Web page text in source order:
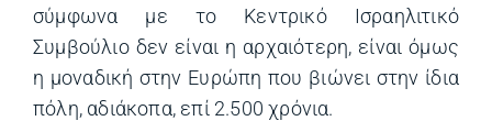
σύμφωνα με το Κεντρικό Ισραηλιτικό
Συμβούλιο δεν είναι η αρχαιότερη, είναι όμως
η μοναδική στην Ευρώπη που βιώνει στην ίδια
πόλη, αδιάκοπα, επί 2.500 χρόνια.